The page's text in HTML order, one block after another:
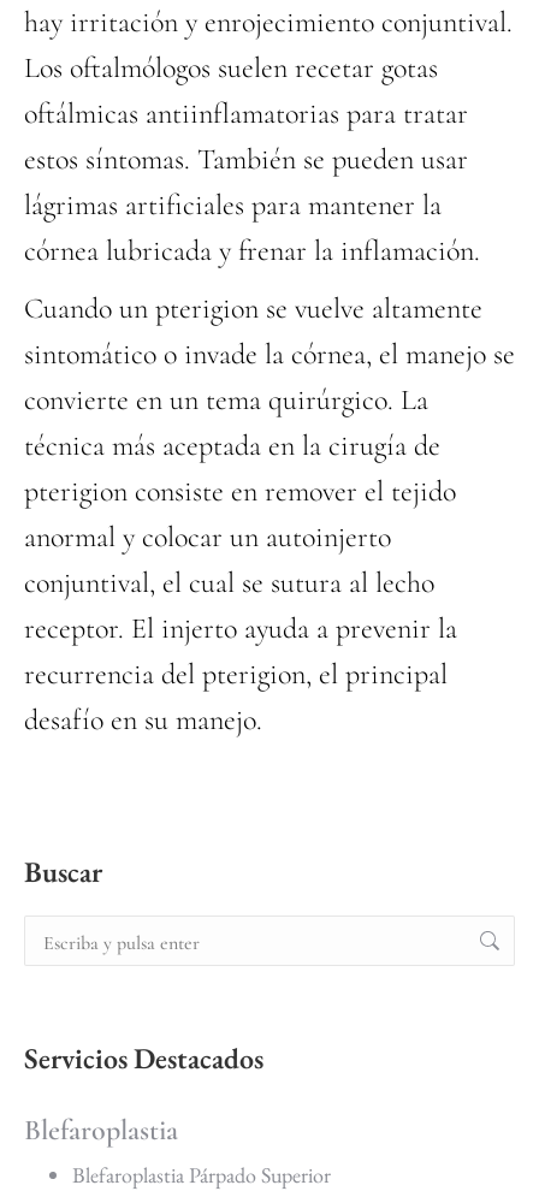
hay irritación y enrojecimiento conjuntival.
Los oftalmólogos suelen recetar gotas
oftálmicas antiinflamatorias para tratar
estos síntomas. También se pueden usar
lágrimas artificiales para mantener la
córnea lubricada y frenar la inflamación.
Cuando un pterigion se vuelve altamente
sintomático o invade la córnea, el manejo se
convierte en un tema quirúrgico. La
técnica más aceptada en la cirugía de
pterigion consiste en remover el tejido
anormal y colocar un autoinjerto
conjuntival, el cual se sutura al lecho
receptor. El injerto ayuda a prevenir la
recurrencia del pterigion, el principal
desafío en su manejo.
Buscar
Servicios Destacados
Blefaroplastia
Blefaroplastia Párpado Superior